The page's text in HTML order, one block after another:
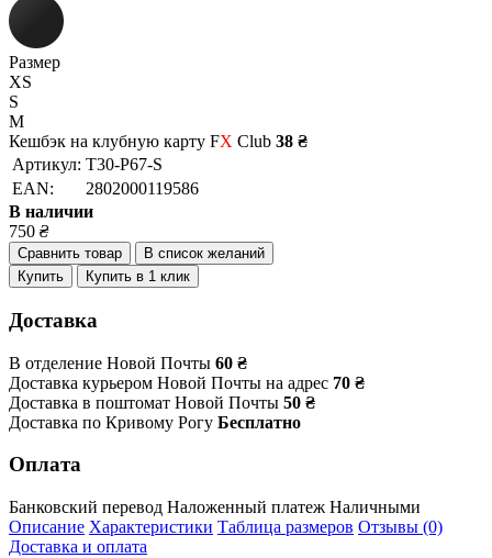
Размер
XS
S
M
Кешбэк на клубную карту FX Club 38 ₴
Артикул: T30-P67-S
EAN:
2802000119586
В наличии
750 ₴
Сравнить товар
В список желаний
Купить
Купить в 1 клик
Доставка
В отделение Новой Почты 60 ₴
Доставка курьером Новой Почты на адрес 70 ₴
Доставка в поштомат Новой Почты 50 ₴
Доставка по Кривому Рогу Бесплатно
Оплата
Банковский перевод Наложенный платеж Наличными
Описание Характеристики Таблица размеров Отзывы (0)
Доставка и оплата